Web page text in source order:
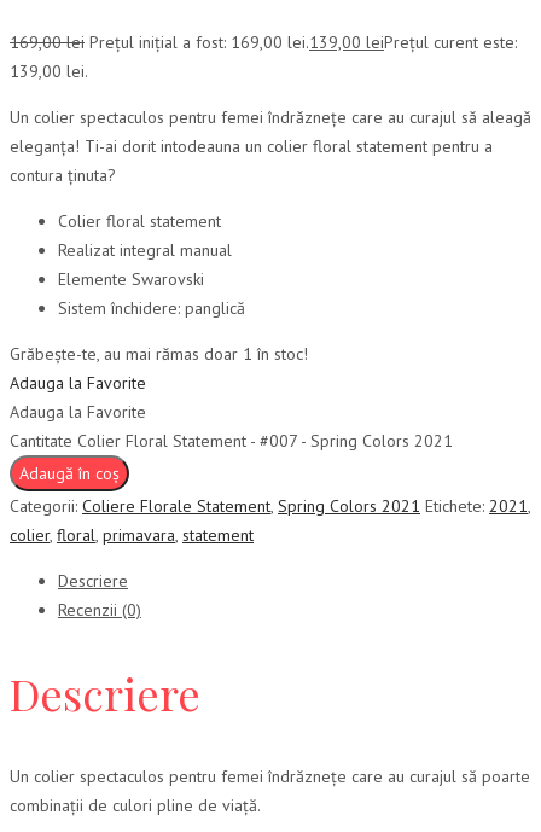
169,00lei Prețul inițial a fost: 169,00 lei.139,00 leiPrețul curent este:
139,00 lei.
Un colier spectaculos pentru femei îndrăznețe care au curajul să aleagă
eleganța! Ti-ai dorit intodeauna un colier floral statement pentru a
contura ținuta?
Colier floral statement
Realizat integral manual
Elemente Swarovski
Sistem închidere: panglică
Grăbește-te, au mai rămas doar 1 în stoc!
Adauga la Favorite
Adauga la Favorite
Cantitate Colier Floral Statement - #007 - Spring Colors 2021
Adaugă în coș
Categorii: Coliere Florale Statement, Spring Colors 2021 Etichete: 2021,
colier, floral, primavara, statement
Descriere
Recenzii (0)
Descriere
Un colier spectaculos pentru femei îndrăznețe care au curajul să poarte
combinații de culori pline de viață.